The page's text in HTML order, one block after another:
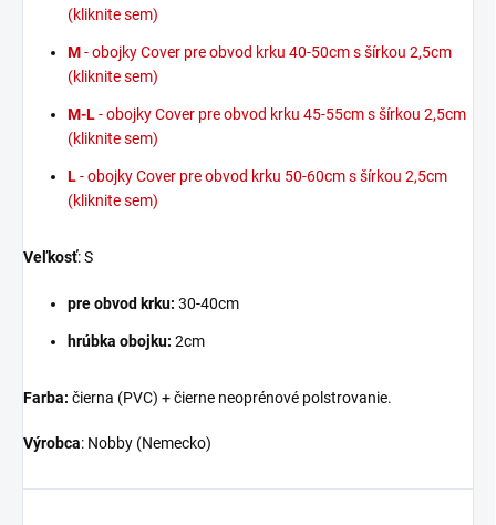
(kliknite sem)
M- obojky Cover pre obvod krku 40-50cm s šírkou 2,5cm
(kliknite sem)
M-L- obojky Cover pre obvod krku 45-55cm s šírkou 2,5cm
(kliknite sem)
L- obojky Cover pre obvod krku 50-60cm s šírkou 2,5cm
(kliknite sem)
Veľkosť: S
pre obvod krku: 30-40cm
hrúbka obojku: 2cm
Farba: čierna (PVC) + čierne neoprénové polstrovanie.
Výrobca: Nobby (Nemecko)